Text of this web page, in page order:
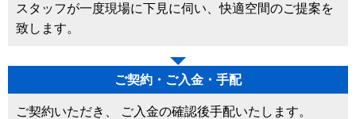
スタッフが一度現場に下見に伺い、快適空間のご提案を
致します。
ご契約・ご入金・手配
ご契約いただき、 ご入金の確認後手配いたします。